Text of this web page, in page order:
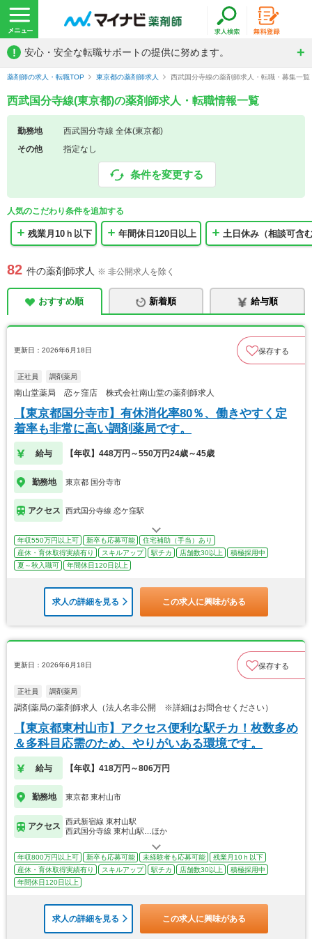
! 安心・安全な転職サポートの提供に努めます。
薬剤師の求人・転職TOP 東京都の薬剤師求人 西武国分寺線の薬剤師求人・転職・募集一覧
西武国分寺線(東京都)の薬剤師求人・転職情報一覧
勤務地
西武国分寺線 全体(東京都)
その他
指定なし
条件を変更する
人気のこだわり条件を追加する
残業月10ｈ以下 年間休日120日以上 土日休み（相談可含
82 件の薬剤師求人 ※ 非公開求人を除く
おすすめ順 新着順 給与順
更新日：2026年6月18日 保存する
正社員 調剤薬局
南山堂薬局 恋ヶ窪店 株式会社南山堂の薬剤師求人
【東京都国分寺市】有休消化率80％、働きやすく定
着率も非常に高い調剤薬局です。
給与 【年収】448万円～550万円24歳～45歳
勤務地 東京都 国分寺市
アクセス 西武国分寺線 恋ケ窪駅
年収550万円以上可 新卒も応募可能
住宅補助（手当）あり
産休・育休取得実績有り
スキルアップ 駅チカ 店舗数30以上
積極採用中
夏～秋入職可
年間休日120日以上
求人の詳細を見る この求人に興味がある
更新日：2026年6月18日 保存する
正社員 調剤薬局
調剤薬局の薬剤師求人（法人名非公開 ※詳細はお問合せください）
【東京都東村山市】アクセス便利な駅チカ！枚数多め
＆多科目応需のため、やりがいある環境です。
給与 【年収】418万円～806万円
勤務地 東京都 東村山市
アクセス
西武新宿線 東村山駅
西武国分寺線 東村山駅…ほか
年収800万円以上可 新卒も応募可能 未経験者も応募可能
残業月10ｈ以下
産休・育休取得実績有り
スキルアップ 駅チカ 店舗数30以上
積極採用中
年間休日120日以上
求人の詳細を見る この求人に興味がある